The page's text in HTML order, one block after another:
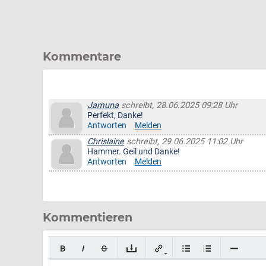
Kommentare
Jamuna schreibt, 28.06.2025 09:28 Uhr
Perfekt, Danke!
Antworten
Melden
Chrislaineschreibt, 29.06.2025 11:02 Uhr
Hammer. Geil und Danke!
Antworten
Melden
Kommentieren